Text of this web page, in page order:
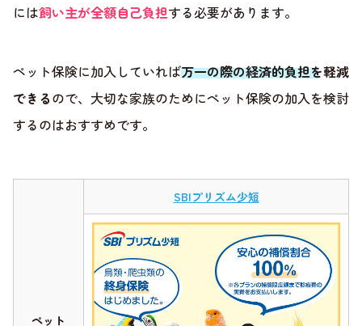
には飼い主が全額自己負担する必要があります。
ペット保険に加入していれば万一の際の経済的負担を軽減
できるので、大切な家族のためにペット保険の加入を検討
するのはおすすめです。
ペット
SBIプリズム少短